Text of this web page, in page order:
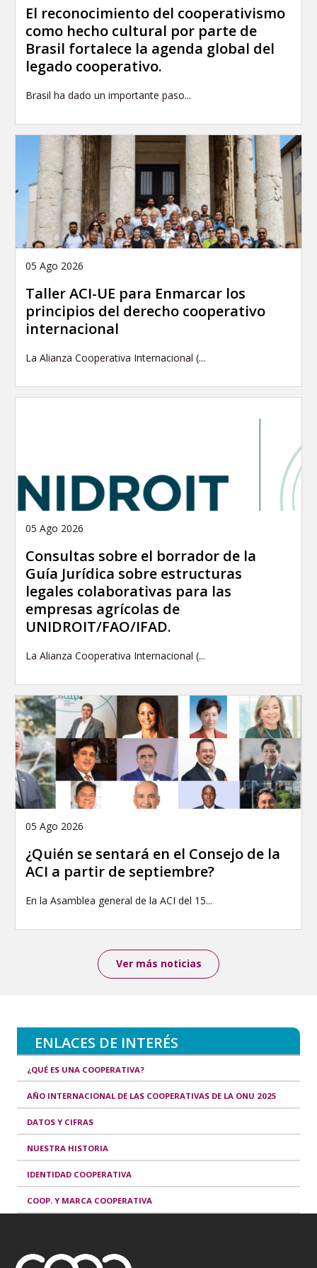
El reconocimiento del cooperativismo
como hecho cultural por parte de
Brasil fortalece la agenda global del
legado cooperativo.
Brasil ha dado un importante paso...
05 Ago 2026
Taller ACI-UE para Enmarcar los
principios del derecho cooperativo
internacional
La Alianza Cooperativa Internacional (...
05 Ago 2026
Consultas sobre el borrador de la
Guía Jurídica sobre estructuras
legales colaborativas para las
empresas agrícolas de
UNIDROIT/FAO/IFAD.
La Alianza Cooperativa Internacional (...
05 Ago 2026
¿Quién se sentará en el Consejo de la
ACI a partir de septiembre?
En la Asamblea general de la ACI del 15...
Ver más noticias
ENLACES DE INTERÉS
¿QUÉ ES UNA COOPERATIVA?
AÑO INTERNACIONAL DE LAS COOPERATIVAS DE LA ONU 2025
DATOS Y CIFRAS
NUESTRA HISTORIA
IDENTIDAD COOPERATIVA
COOP. Y MARCA COOPERATIVA